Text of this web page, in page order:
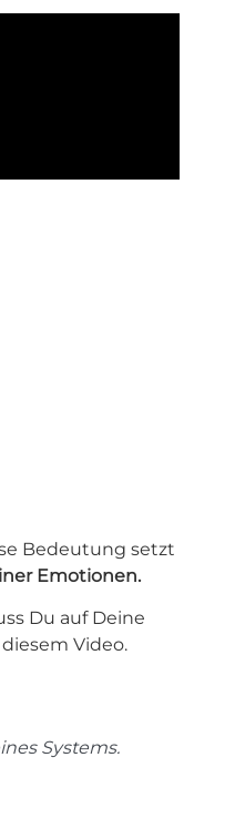
Bedeutung setzt
Emotionen.
Du auf Deine
Video.
Systems.